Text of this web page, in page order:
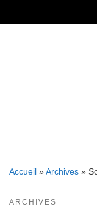
Accueil »Archives »
ARCHIVES